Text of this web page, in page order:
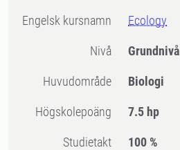
Engelsk kursnamn Ecology
Nivå Grundnivå
Huvudområde Biologi
högskolepoäng 7.5 hp
Studietakt 100 %